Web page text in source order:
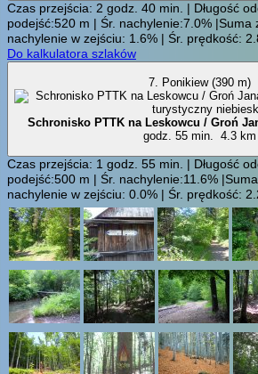
Czas przejścia: 2 godz. 40 min. | Długość
podejść:520 m | Śr. nachylenie:7.0% |Suma
nachylenie w zejściu: 1.6% | Śr. prędkość:
Do kalkulatora szlaków
7. Ponikiew (390 m)
Schronisko PTTK na Leskowcu / Groń
godz. 55 min. 4.3 km
Czas przejścia: 1 godz. 55 min. | Długość
podejść:500 m | Śr. nachylenie:11.6%
nachylenie w zejściu: 0.0% | Śr. prędkość: